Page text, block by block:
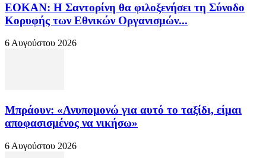
ΕΟΚΑΝ: Η Σαντορίνη θα φιλοξενήσει τη Σύνοδο
Κορυφής των Εθνικών Οργανισμών...
6 Αυγούστου 2026
Μπράουν: «Ανυπομονώ για αυτό το ταξίδι, είμαι
αποφασισμένος να νικήσω»
6 Αυγούστου 2026